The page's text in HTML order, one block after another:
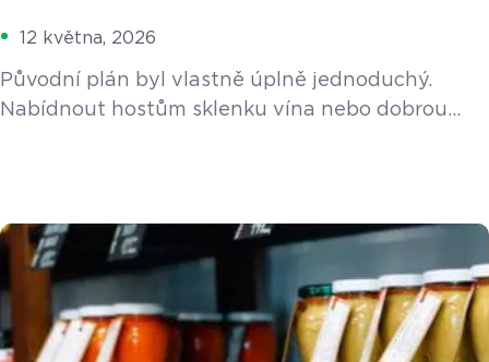
12 května, 2026
Původní plán byl vlastně úplně jednoduchý.
Nabídnout hostům sklenku vína nebo dobrou
postupně propadl kouzlu pražení, spadl do
pomyslné kávové králičí nory a vybudoval
v Luhačovicích koncept, který dalece přesahuje
hranice malého města. Během rozhovoru jsme
prošli jeho cestu […]